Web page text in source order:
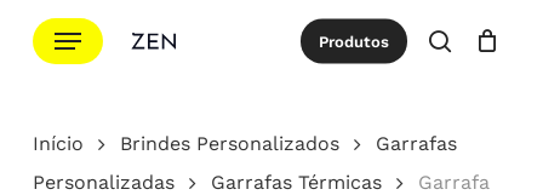
para
principal
Menu Produtos
procurar
Cotação Close
Início Brindes Personalizados
Garrafas
Personalizadas
Garrafas Térmicas
Garrafa